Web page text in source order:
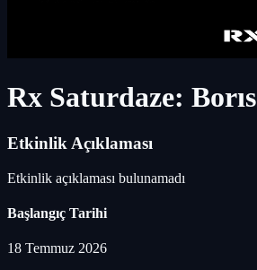
Rx Saturdaze: Borıs
Etkinlik Açıklaması
Etkinlik açıklaması bulunamadı
Başlangıç Tarihi
18 Temmuz 2026